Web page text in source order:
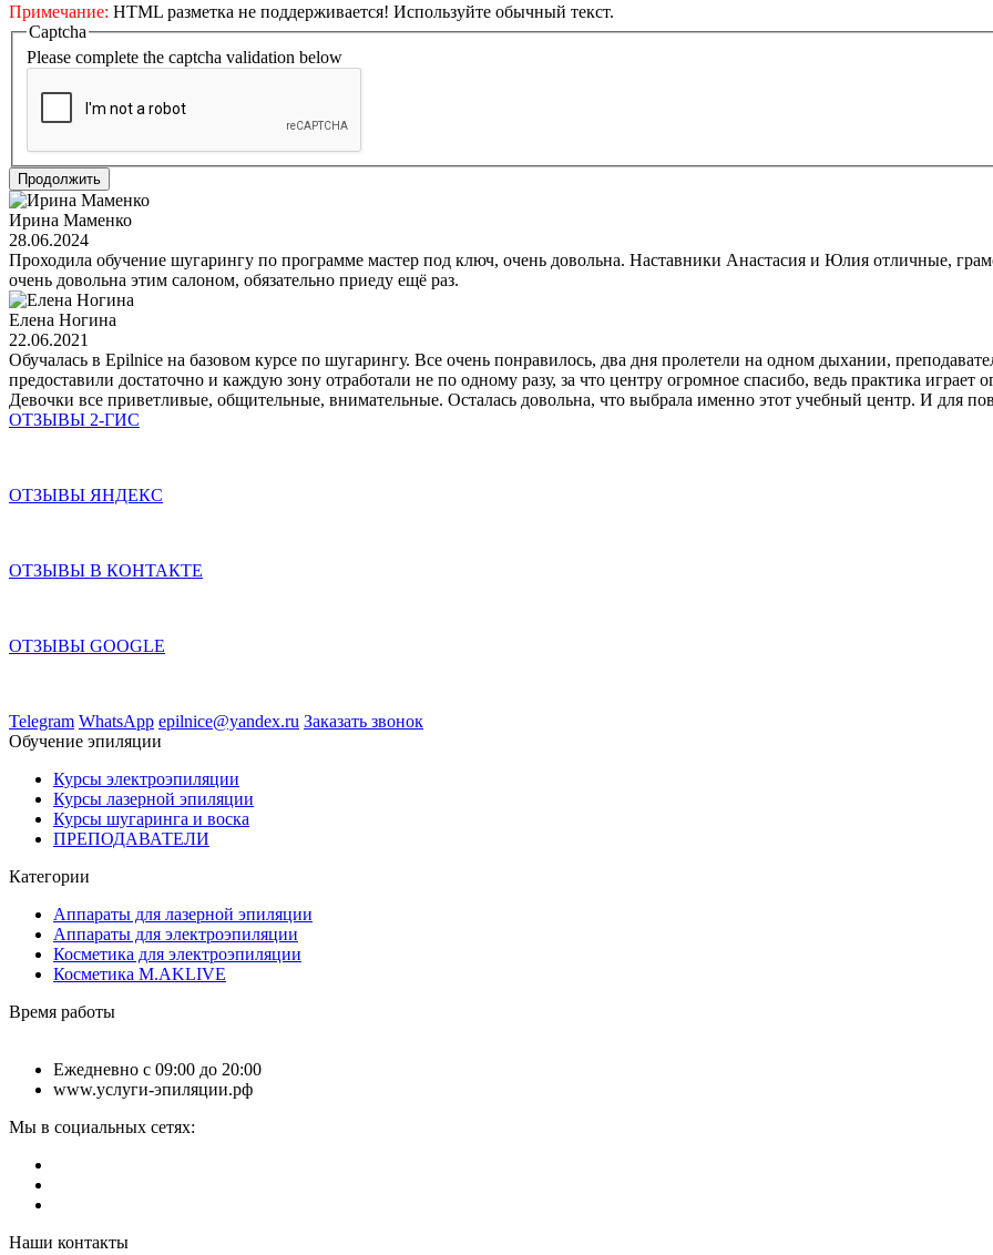
Примечание: HTML разметка не поддерживается! Используйте обычный текст.
Captcha
Please complete the captcha validation below
Продолжить
Ирина Маменко
28.06.2024
Проходила обучение шугарингу по программе мастер под ключ, очень довольна. Наставники Анастасия и Юлия отличные,
очень довольна этим салоном, обязательно приеду ещё раз.
Елена Ногина
22.06.2021
Обучалась в Epilnice на базовом курсе по шугарингу. Все очень понравилось, два дня пролетели на одном дыхании,
предоставили достаточно и каждую зону отработали не по одному разу, за что центру огромное спасибо, ведь практика
Девочки все приветливые, общительные, внимательные. Осталась довольна, что выбрала именно этот учебный центр. И для
ОТЗЫВЫ 2-ГИС
ОТЗЫВЫ ЯНДЕКС
ОТЗЫВЫ В КОНТАКТЕ
ОТЗЫВЫ GOOGLE
Telegram WhatsApp epilnice@yandex.ru Заказать звонок
Обучение эпиляции
Курсы электроэпиляции
Курсы лазерной эпиляции
Курсы шугаринга и воска
ПРЕПОДАВАТЕЛИ
Категории
Аппараты для лазерной эпиляции
Аппараты для электроэпиляции
Косметика для электроэпиляции
Косметика M.AKLIVE
Время работы
Ежедневно с 09:00 до 20:00
www.услуги-эпиляции.рф
Мы в социальных сетях:
Наши контакты